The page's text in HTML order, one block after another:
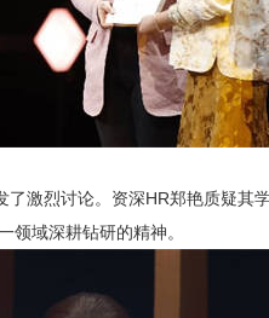
了激烈讨论。资深HR郑艳质疑其
领域深耕钻研的精神。